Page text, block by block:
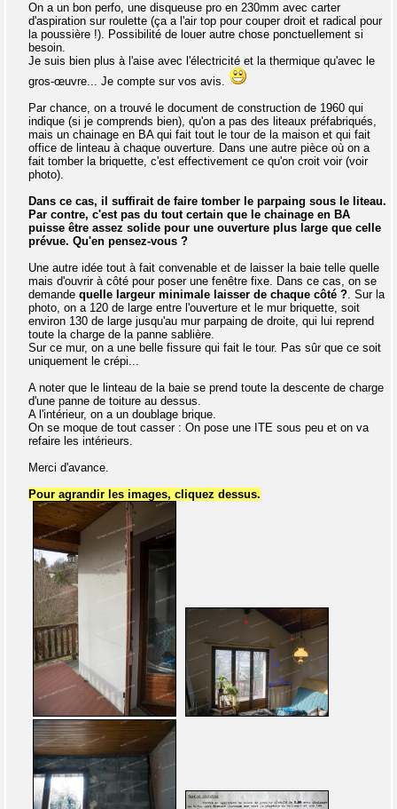
On a un bon perfo, une disqueuse pro en 230mm avec carter
d'aspiration sur roulette (ça a l'air top pour couper droit et radical pour
la poussière !). Possibilité de louer autre chose ponctuellement si
besoin.
Je suis bien plus à l'aise avec l'électricité et la thermique qu'avec le
gros-œuvre... Je compte sur vos avis.
Par chance, on a trouvé le document de construction de 1960 qui
indique (si je comprends bien), qu'on a pas des liteaux préfabriqués,
mais un chainage en BA qui fait tout le tour de la maison et qui fait
office de linteau à chaque ouverture. Dans une autre pièce où on a
fait tomber la briquette, c'est effectivement ce qu'on croit voir (voir
photo).
Dans ce cas, il suffirait de faire tomber le parpaing sous le liteau.
Par contre, c'est pas du tout certain que le chainage en BA
puisse être assez solide pour une ouverture plus large que celle
prévue. Qu'en pensez-vous ?
Une autre idée tout à fait convenable et de laisser la baie telle quelle
mais d'ouvrir à côté pour poser une fenêtre fixe. Dans ce cas, on se
demande quelle largeur minimale laisser de chaque côté ?. Sur la
photo, on a 120 de large entre l'ouverture et le mur briquette, soit
environ 130 de large jusqu'au mur parpaing de droite, qui lui reprend
toute la charge de la panne sablière.
Sur ce mur, on a une belle fissure qui fait le tour. Pas sûr que ce soit
uniquement le crépi...
A noter que le linteau de la baie se prend toute la descente de charge
d'une panne de toiture au dessus.
A l'intérieur, on a un doublage brique.
On se moque de tout casser : On pose une ITE sous peu et on va
refaire les intérieurs.
Merci d'avance.
Pour agrandir les images, cliquez dessus.